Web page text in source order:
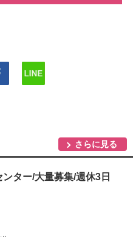
さらに見る
ター/大量募集/週休3日